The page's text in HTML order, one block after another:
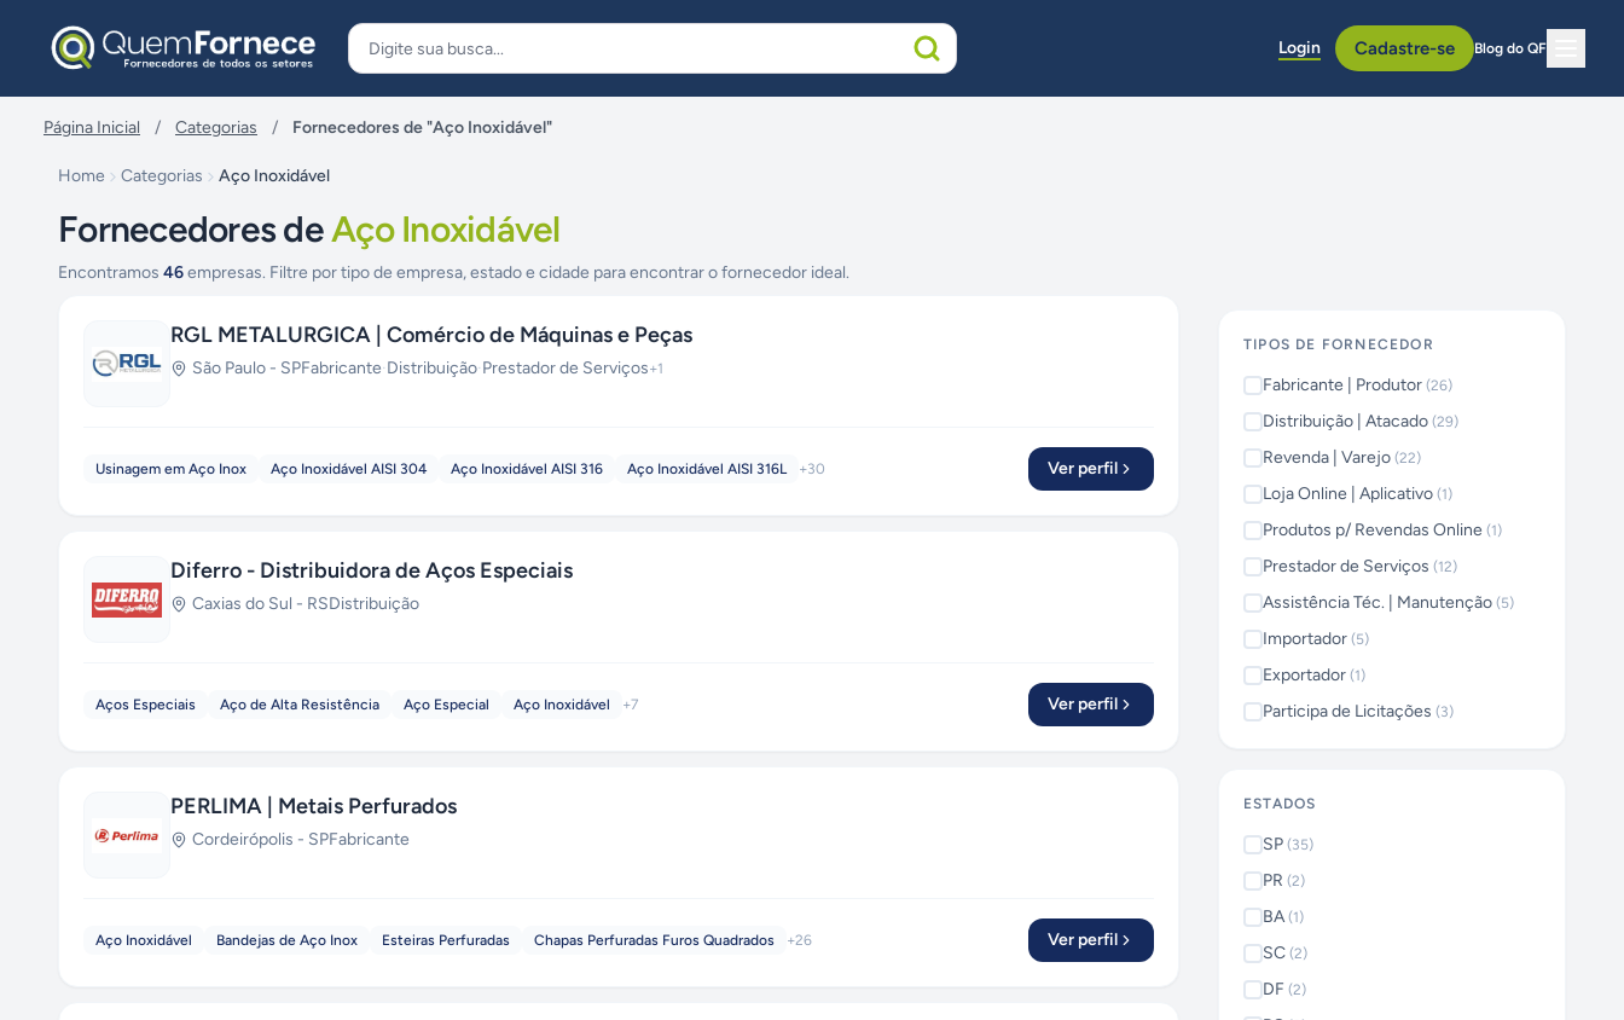
Login Cadastre-se Blog do QF
Página Inicial / Categorias / Fornecedores de "Aço Inoxidável"
Home Categorias Aço Inoxidável
Fornecedores deAço Inoxidável
Encontramos 46empresas. Filtre por tipo de empresa, estado e cidade para encontrar o fornecedor ideal.
RGL METALURGICA | Comércio de Máquinas e Peças
São Paulo - SPFabricante·Distribuição·Prestador de Serviços+1
Usinagem em Aço Inox Aço Inoxidável AISI 304 Aço Inoxidável AISI 316 Aço Inoxidável AISI 316L +30 Ver perfil
Diferro - Distribuidora de Aços Especiais
Caxias do Sul - RSDistribuição
Aços Especiais Aço de Alta Resistência Aço Especial Aço Inoxidável +7 Ver perfil
PERLIMA | Metais Perfurados
Cordeirópolis - SPFabricante
Aço Inoxidável Bandejas de Aço Inox Esteiras Perfuradas Chapas Perfuradas Furos Quadrados +26 Ver perfil
TIPOS DE FORNECEDOR
Fabricante | Produtor (26)
Distribuição | Atacado (29)
Revenda | Varejo (22)
Loja Online | Aplicativo (1)
Produtos p/ Revendas Online (1)
Prestador de Serviços (12)
Assistência Téc. | Manutenção (5)
Importador (5)
Exportador (1)
Participa de Licitações (3)
ESTADOS
SP (35)
PR (2)
BA (1)
SC (2)
DF (2)